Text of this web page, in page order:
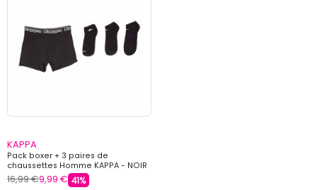
KAPPA
Pack boxer + 3 paires de
chaussettes Homme KAPPA - NOIR
16,99 €9,99 € 41%